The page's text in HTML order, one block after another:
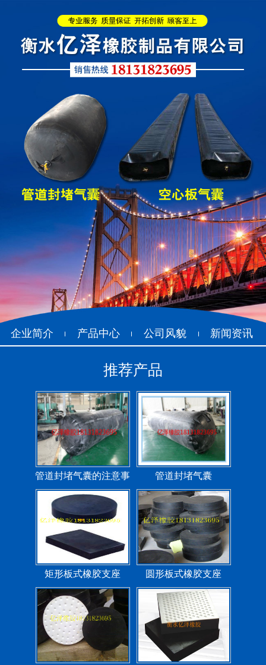
企业简介 产品中心 公司风貌 新闻资讯
推荐产品
管道封堵气囊（橡胶水
堵）
管道封堵气囊
污水管道封堵气囊 管道堵水气囊
管道封堵气囊的注意事
项
管道封堵气囊
矩形板式橡胶支座 圆形板式橡胶支座